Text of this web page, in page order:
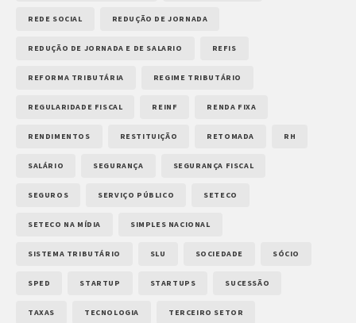
REDE SOCIAL REDUÇÃO DE JORNADA
REDUÇÃO DE JORNADA E DE SALARIO REFIS
REFORMA TRIBUTÁRIA REGIME TRIBUTÁRIO
REGULARIDADE FISCAL REINF RENDA FIXA
RENDIMENTOS RESTITUIÇÃO RETOMADA RH
SALÁRIO SEGURANÇA SEGURANÇA FISCAL
SEGUROS SERVIÇO PÚBLICO SETECO
SETECO NA MÍDIA SIMPLES NACIONAL
SISTEMA TRIBUTÁRIO SLU SOCIEDADE SÓCIO
SPED STARTUP STARTUPS SUCESSÃO
TAXAS TECNOLOGIA TERCEIRO SETOR